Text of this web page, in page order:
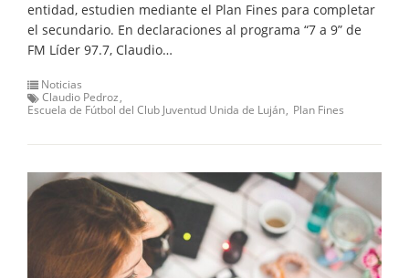
entidad, estudien mediante el Plan Fines para completar
el secundario. En declaraciones al programa “7 a 9” de
FM Líder 97.7, Claudio…
Noticias
Claudio Pedroz
Escuela de Fútbol del Club Juventud Unida de Luján Plan Fines